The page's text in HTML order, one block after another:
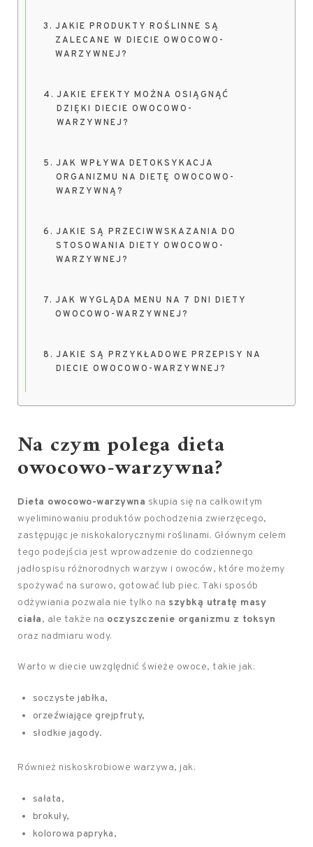
JAKIE PRODUKTY ROŚLINNE SĄ
ZALECANE W DIECIE OWOCOWO-
WARZYWNEJ?
JAKIE EFEKTY MOŻNA OSIĄGNĄĆ
DZIĘKI DIECIE OWOCOWO-
WARZYWNEJ?
JAK WPŁYWA DETOKSYKACJA
ORGANIZMU NA DIETĘ OWOCOWO-
WARZYWNĄ?
JAKIE SĄ PRZECIWWSKAZANIA DO
STOSOWANIA DIETY OWOCOWO-
WARZYWNEJ?
JAK WYGLĄDA MENU NA 7 DNI DIETY
OWOCOWO-WARZYWNEJ?
JAKIE SĄ PRZYKŁADOWE PRZEPISY NA
DIECIE OWOCOWO-WARZYWNEJ?
Na czym polega dieta
owocowo-warzywna?
Dieta owocowo-warzywna skupia się na całkowitym
wyeliminowaniu produktów pochodzenia zwierzęcego,
zastępując je niskokalorycznymi roślinami. Głównym celem
tego podejścia jest wprowadzenie do codziennego
jadłospisu różnorodnych warzyw i owoców, które możemy
spożywać na surowo, gotować lub piec. Taki sposób
odżywiania pozwala nie tylko na szybką utratę masy
ciała, ale także na oczyszczenie organizmu z toksyn
oraz nadmiaru wody.
Warto w diecie uwzględnić świeże owoce, takie jak:
soczyste jabłka,
orzeźwiające grejpfruty,
słodkie jagody.
Również niskoskrobiowe warzywa, jak:
sałata,
brokuły,
kolorowa papryka,